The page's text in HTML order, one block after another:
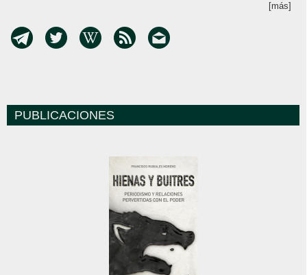
[más]
PUBLICACIONES